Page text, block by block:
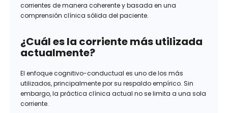
corrientes de manera coherente y basada en una
comprensión clínica sólida del paciente.
¿Cuál es la corriente más utilizada
actualmente?
El enfoque cognitivo-conductual es uno de los más
utilizados, principalmente por su respaldo empírico. Sin
embargo, la práctica clínica actual no se limita a una sola
corriente.